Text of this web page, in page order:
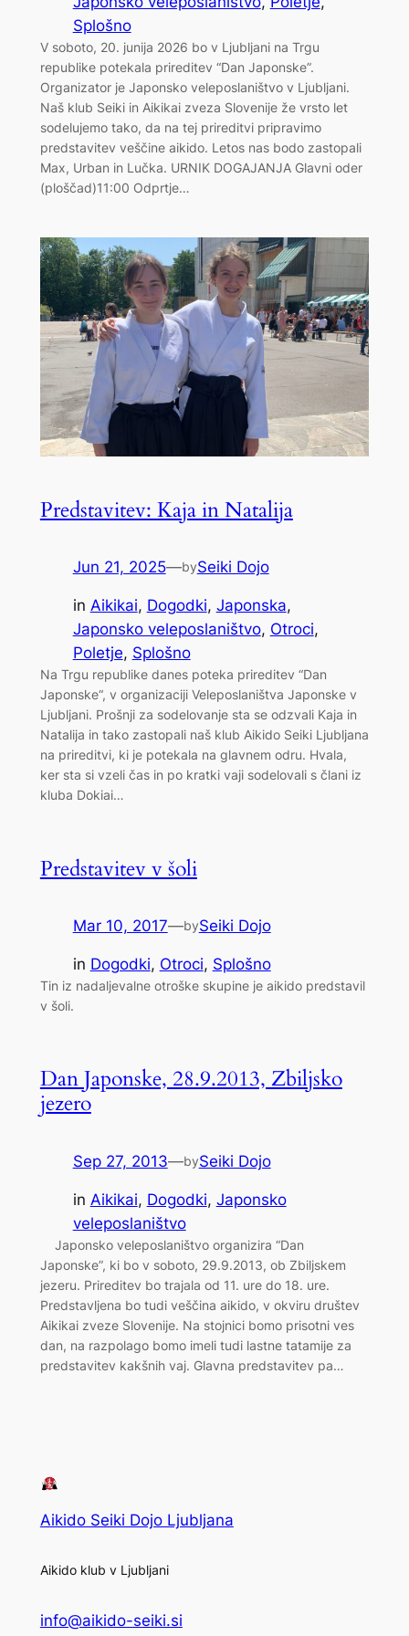
Splošno
V soboto, 20. junija 2026 bo v Ljubljani na Trgu
republike potekala prireditev “Dan Japonske”.
Organizator je Japonsko veleposlaništvo v Ljubljani.
Naš klub Seiki in Aikikai zveza Slovenije že vrsto let
sodelujemo tako, da na tej prireditvi pripravimo
predstavitev veščine aikido. Letos nas bodo zastopali
Max, Urban in Lučka. URNIK DOGAJANJA Glavni oder
(ploščad)11:00 Odprtje…
Predstavitev: Kaja in Natalija
Jun 21, 2025—bySeiki Dojo
in Aikikai, Dogodki, Japonska
Japonsko veleposlaništvo, Otroci
Poletje, Splošno
Na Trgu republike danes poteka prireditev “Dan
Japonske“, v organizaciji Veleposlaništva Japonske v
Ljubljani. Prošnji za sodelovanje sta se odzvali Kaja in
Natalija in tako zastopali naš klub Aikido Seiki Ljubljana
na prireditvi, ki je potekala na glavnem odru. Hvala,
ker sta si vzeli čas in po kratki vaji sodelovali s člani iz
kluba Dokiai…
Predstavitev v šoli
Mar 10, 2017—bySeiki Dojo
in Dogodki, Otroci, Splošno
Tin iz nadaljevalne otroške skupine je aikido predstavil
v šoli.
Dan Japonske, 28.9.2013, Zbiljsko
jezero
Sep 27, 2013—bySeiki Dojo
in Aikikai, Dogodki, Japonsko
veleposlaništvo
Japonsko veleposlaništvo organizira “Dan
Japonske”, ki bo v soboto, 29.9.2013, ob Zbiljskem
jezeru. Prireditev bo trajala od 11. ure do 18. ure.
Predstavljena bo tudi veščina aikido, v okviru društev
Aikikai zveze Slovenije. Na stojnici bomo prisotni ves
dan, na razpolago bomo imeli tudi lastne tatamije za
predstavitev kakšnih vaj. Glavna predstavitev pa…
Aikido Seiki Dojo Ljubljana
Aikido klub v Ljubljani
info@aikido-seiki.si